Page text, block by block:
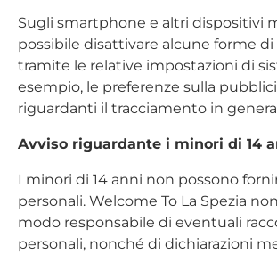
Sugli smartphone e altri dispositivi
possibile disattivare alcune forme
tramite le relative impostazioni di
esempio, le preferenze sulla
riguardanti il tracciamento in
Avviso riguardante i minori di 14
I minori di 14 anni non possono
personali. Welcome To La Spezia
modo responsabile di eventuali
personali, nonché di dichiarazioni